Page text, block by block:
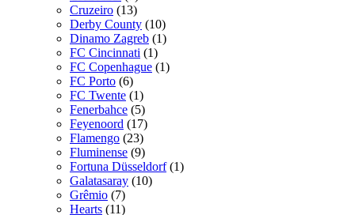
Cruzeiro (13)
Derby County (10)
Dinamo Zagreb (1)
FC Cincinnati (1)
FC Copenhague (1)
FC Porto (6)
FC Twente (1)
Fenerbahce (5)
Feyenoord (17)
Flamengo (23)
Fluminense (9)
Fortuna Düsseldorf (1)
Galatasaray (10)
Grêmio (7)
Hearts (11)